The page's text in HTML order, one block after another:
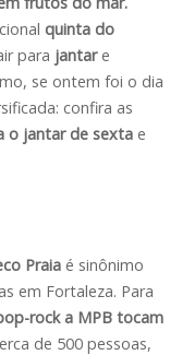
quinta do
para jantare
se ontem foi o dia
confira as
o jantar de sexta e
Praia é sinônimo
em Fortaleza. Para
rock a MPB tocam
de 500 pessoas,